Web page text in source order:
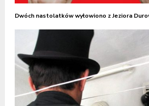
Dwóch nastolatków wyłowiono z Jeziora